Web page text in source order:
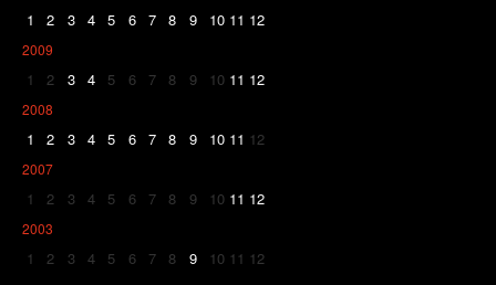
1 2 3 4 5 6 7 8 9 10 11 12
2009
1 2 3 4 5 6 7 8 9 10 11 12
2008
1 2 3 4 5 6 7 8 9 10 11 12
2007
1 2 3 4 5 6 7 8 9 10 11 12
2003
1 2 3 4 5 6 7 8 9 10 11 12